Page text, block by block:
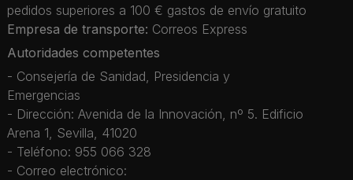
pedidos superiores a 100 € gastos de envío gratuito
Empresa de transporte: Correos Express
Autoridades competentes
- Consejería de Sanidad, Presidencia y
Emergencias
- Dirección: Avenida de la Innovación, nº 5. Edificio
Arena 1, Sevilla, 41020
- Teléfono: 955 066 328
- Correo electrónico: